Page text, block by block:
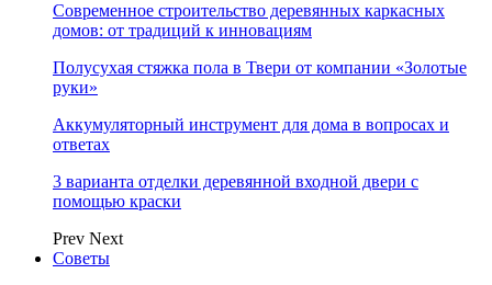
Современное строительство деревянных каркасных
домов: от традиций к инновациям
Полусухая стяжка пола в Твери от компании «Золотые
руки»
Аккумуляторный инструмент для дома в вопросах и
ответах
3 варианта отделки деревянной входной двери с
помощью краски
Prev Next
Советы